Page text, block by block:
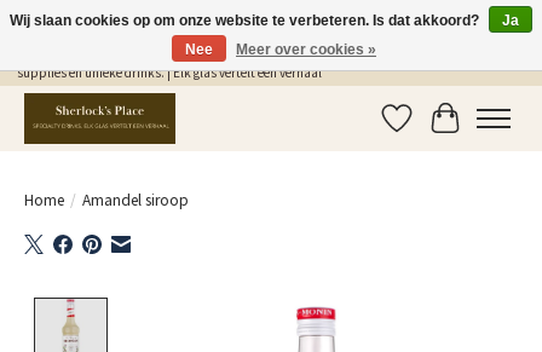
Gratis Verzending in NL vanaf €75,- | Sherlocks Place: dé plek voor MONIN siropen, bar
supplies en unieke drinks. | Elk glas vertelt een verhaal
Verlanglijst
Home / Amandel siroop
Product image slideshow Items
Wij slaan cookies op om onze website te verbeteren. Is dat akkoord?
Ja
Nee
Meer over cookies »